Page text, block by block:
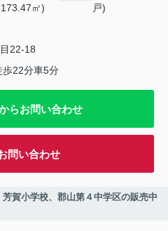
㎡)
戸)
22-18
歩22分車5分
らお問い合わせ
問い合わせ
学校、郡山第４中学区の販売中